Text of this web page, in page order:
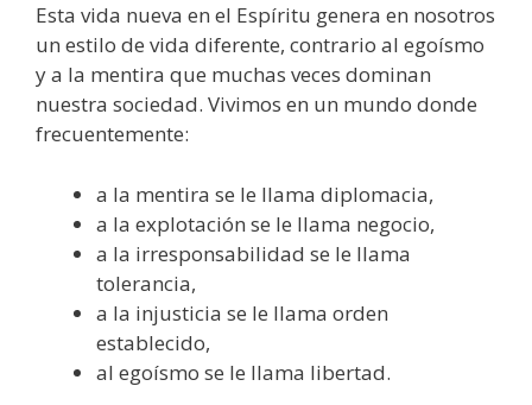
Esta vida nueva en el Espíritu genera en nosotros
un estilo de vida diferente, contrario al egoísmo
y a la mentira que muchas veces dominan
nuestra sociedad. Vivimos en un mundo donde
frecuentemente:
a la mentira se le llama diplomacia,
a la explotación se le llama negocio,
a la irresponsabilidad se le llama
tolerancia,
a la injusticia se le llama orden
establecido,
al egoísmo se le llama libertad.